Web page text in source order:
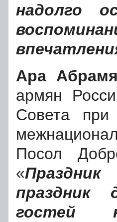
надолго
Ара
армян
Совета
Посол
«
праздник
гостей